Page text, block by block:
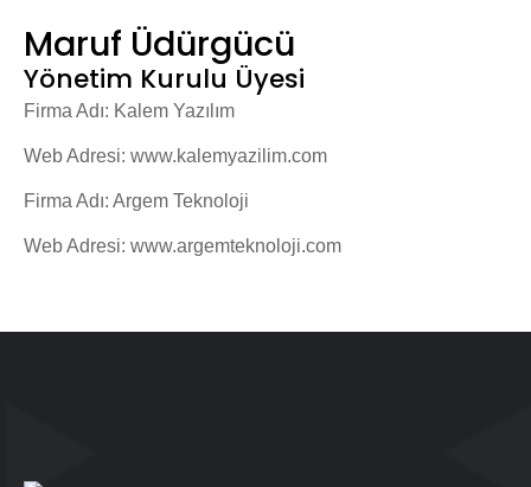
Maruf Üdürgücü
Yönetim Kurulu Üyesi
Firma Adı: Kalem Yazılım
Web Adresi: www.kalemyazilim.com
Firma Adı: Argem Teknoloji
Web Adresi: www.argemteknoloji.com